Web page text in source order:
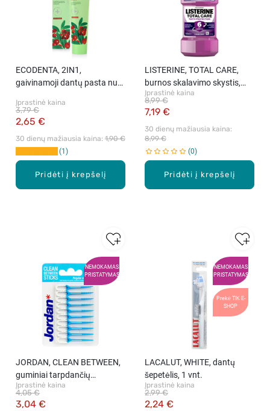
Pridėti į krepšelį
ECODENTA, 2IN1,
gaivinamoji dantų pasta nuo
Įprastinė kaina
2,65 €
3,79 €
30 dienų mažiausia kaina: 1,90 €
1
Pridėti į krepšelį
LISTERINE, TOTAL CARE,
burnos skalavimo skystis,
500 ml.
Įprastinė kaina
7,19 €
8,99 €
30 dienų mažiausia kaina:
8,99 €
0
NEMOKAMAS
PRISTATYMAS
JORDAN, CLEAN BETWEEN,
guminiai tarpdančių
šepetėliai (reguliarus dydis),
20 vnt.
Įprastinė kaina
3,04 €
4,05 €
NEMOKAMAS
PRISTATYMAS
Prekė TIK E-
SHOP
LACALUT, WHITE, dantų
šepetėlis, 1 vnt.
Įprastinė kaina
2,24 €
2,99 €